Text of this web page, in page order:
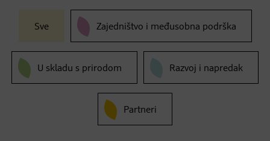
Sve Zajedništvo i međusobna podrška
U skladu s prirodom Razvoj i napredak
Partneri